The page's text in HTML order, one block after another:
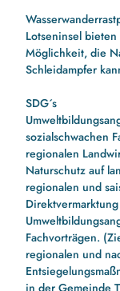
Lotseninsel
Möglichkeit, die
Schleidampfer
SDG´s
sozialschwachen
regionalen
Naturschutz auf
regionalen und
Fachvorträgen.
regionalen und
in der Gemeinde